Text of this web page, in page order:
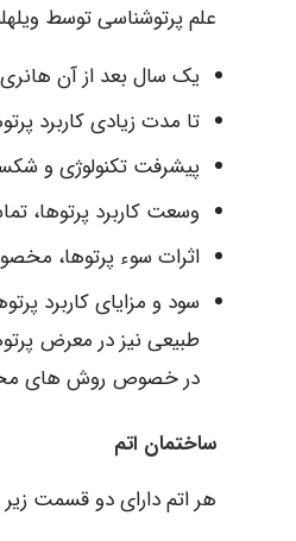
علم پرتوشناسی توسط ویلهلم کنراد رونتگن
یک سال بعد از آن هانری
تا مدت زیادی کاربرد
پیشرفت تکنولوژی و
وسعت کاربرد پرتوها،
اثرات سوء پرتوها،
سود و مزایای کاربرد
طبیعی نیز در معرض
در خصوص روش های
ساختمان اتم
هر اتم دارای دو قسمت زیر